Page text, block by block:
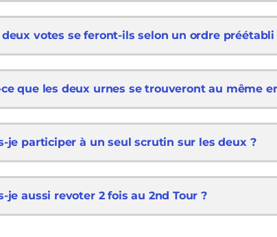
deux votes se feront-ils selon un ordre préétabli
ce que les deux urnes se trouveront au même
je participer à un seul scrutin sur les deux ?
je aussi revoter 2 fois au 2nd Tour ?